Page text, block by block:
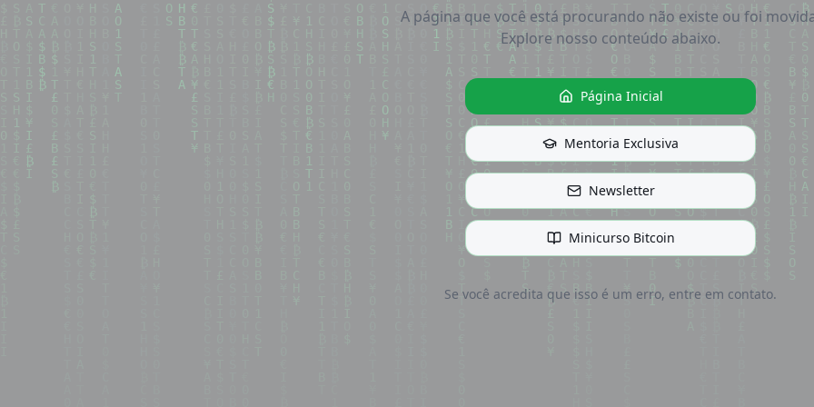
A página que você está procurando não existe ou foi
Explore nosso conteúdo abaixo.
Página Inicial
Mentoria Exclusiva
Newsletter
Minicurso Bitcoin
Se você acredita que isso é um erro, entre em contato.